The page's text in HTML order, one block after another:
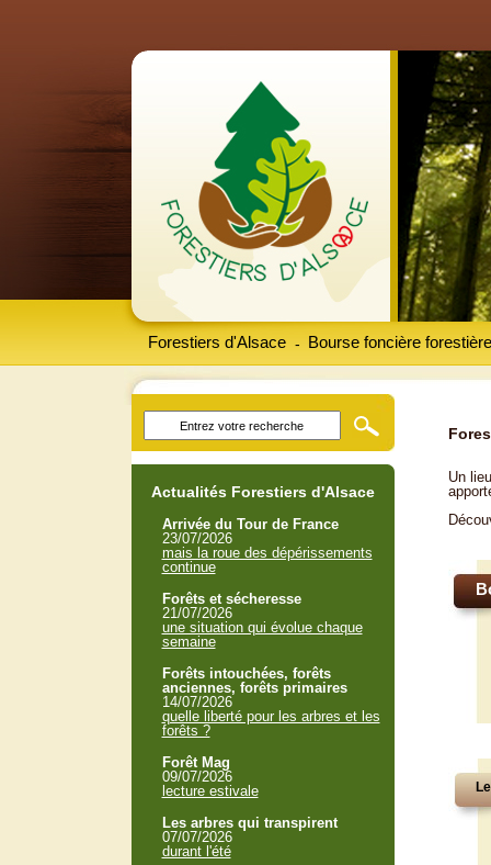
Forestiers d'Alsace Bourse foncière forestière
-
Un
Actualités Forestiers d'Alsace
Arrivée du Tour de France
23/07/2026
mais la roue des dépérissements
continue
Forêts et sécheresse
21/07/2026
une situation qui évolue chaque
semaine
Forêts intouchées, forêts
anciennes, forêts primaires
14/07/2026
quelle liberté pour les arbres et les
forêts ?
Forêt Mag
09/07/2026
lecture estivale
Les arbres qui transpirent
07/07/2026
durant l'été